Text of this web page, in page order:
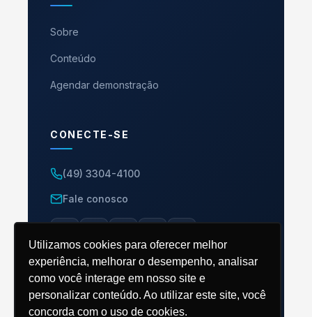
Utilizamos cookies para oferecer melhor
experiência, melhorar o desempenho, analisar
como você interage em nosso site e
personalizar conteúdo. Ao utilizar este site, você
concorda com o uso de cookies.
Sobre
Conteúdo
Agendar demonstração
CONECTE-SE
(49) 3304-4100
Fale conosco
© 2026 ERP M8. Todos os direitos reservados.